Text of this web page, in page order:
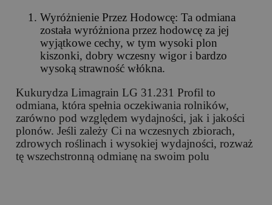
Wyróżnienie Przez Hodowcę: Ta odmiana
została wyróżniona przez hodowcę za jej
wyjątkowe cechy, w tym wysoki plon
kiszonki, dobry wczesny wigor i bardzo
wysoką strawność włókna.
Kukurydza Limagrain LG 31.231 Profil to
odmiana, która spełnia oczekiwania rolników,
zarówno pod względem wydajności, jak i jakości
plonów. Jeśli zależy Ci na wczesnych zbiorach,
zdrowych roślinach i wysokiej wydajności, rozważ
tę wszechstronną odmianę na swoim polu